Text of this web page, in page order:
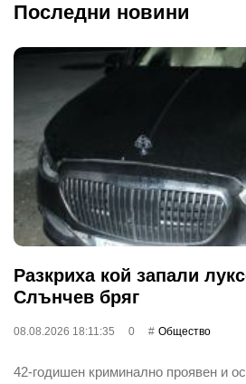
Последни новини
Разкриха кой запали
Слънчев бряг
08.08.2026 18:11:35 0 Общество
42-годишен криминално проявен и